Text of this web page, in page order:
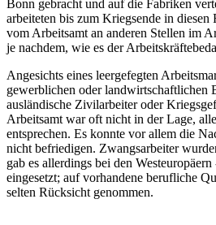
Bonn gebracht und auf die Fabriken
arbeiteten bis zum Kriegsende in diesen
vom Arbeitsamt an anderen Stellen im
je nachdem, wie es der
Angesichts eines leergefegten
gewerblichen oder landwirtschaftlichen
ausländische Zivilarbeiter oder
Arbeitsamt war oft nicht in der Lage,
entsprechen. Es konnte vor allem die
nicht befriedigen. Zwangsarbeiter
gab es allerdings bei den
eingesetzt; auf vorhandene berufliche
selten Rücksicht genommen.